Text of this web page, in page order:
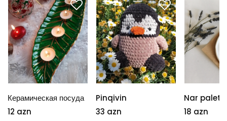
Керамическая посуда
12 azn
Pinqivin
33 azn
Nar
18 azn